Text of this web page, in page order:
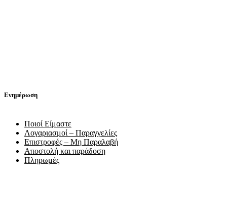
Ενημέρωση
Ποιοί Είμαστε
Λογαριασμοί – Παραγγελίες
Επιστροφές – Μη Παραλαβή
Αποστολή και παράδοση
Πληρωμές